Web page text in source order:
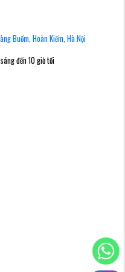
Buồm, Hoàn Kiếm, Hà Nội
đến 10 giờ tối